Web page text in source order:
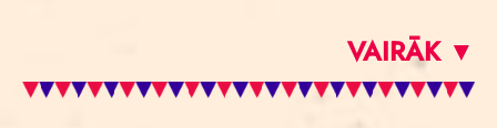
VAIRĀK ▼